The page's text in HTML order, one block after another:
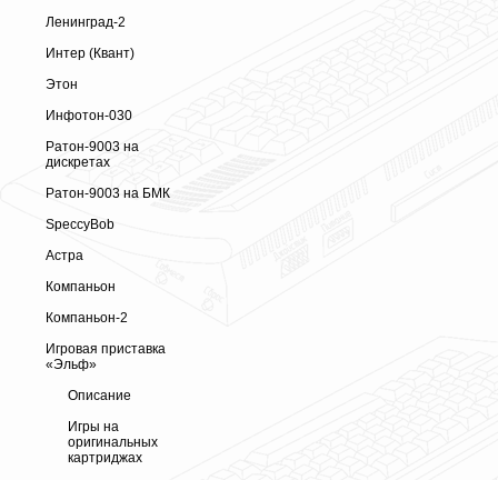
Ленинград-2
Интер (Квант)
Этон
Инфотон-030
Ратон-9003 на
дискретах
Ратон-9003 на БМК
SpeccyBob
Астра
Компаньон
Компаньон-2
Игровая приставка
«Эльф»
Описание
Игры на
оригинальных
картриджах